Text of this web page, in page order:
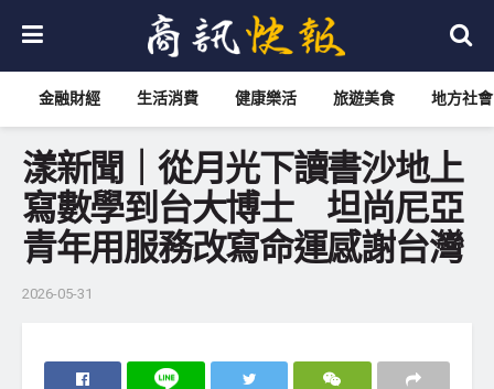
金融財經 生活消費 健康樂活 旅遊美食 地方社會
漾新聞｜從月光下讀書沙地上
寫數學到台大博士 坦尚尼亞
青年用服務改寫命運感謝台灣
2026-05-31